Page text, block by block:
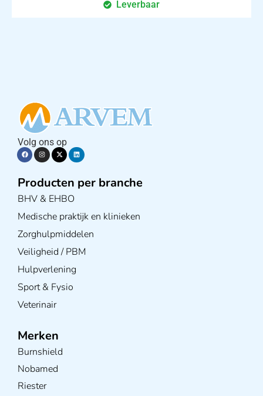
Leverbaar
Volg ons op
Producten per branche
BHV & EHBO
Medische praktijk en klinieken
Zorghulpmiddelen
Veiligheid / PBM
Hulpverlening
Sport & Fysio
Veterinair
Merken
Burnshield
Nobamed
Riester